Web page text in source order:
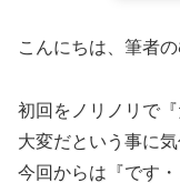
こんにちは、筆者の
初回をノリノリで
大変だという事に
今回からは『です